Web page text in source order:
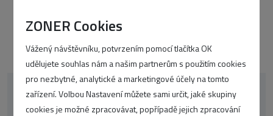
ZONER Cookies
Vážený návštěvníku, potvrzením pomocí tlačítka OK
udělujete souhlas nám a našim partnerům s použitím cookies
pro nezbytné, analytické a marketingové účely na tomto
zařízení. Volbou Nastavení můžete sami určit, jaké skupiny
cookies je možné zpracovávat, popřípadě jejich zpracování
CSS google korektor oop-php